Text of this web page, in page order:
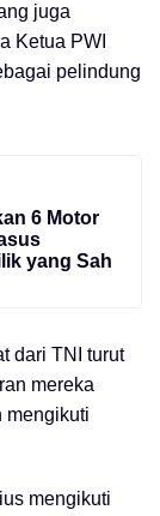
juga
Ketua PWI
pelindung
6 Motor
yang Sah
dari TNI turut
mereka
mengikuti
mengikuti